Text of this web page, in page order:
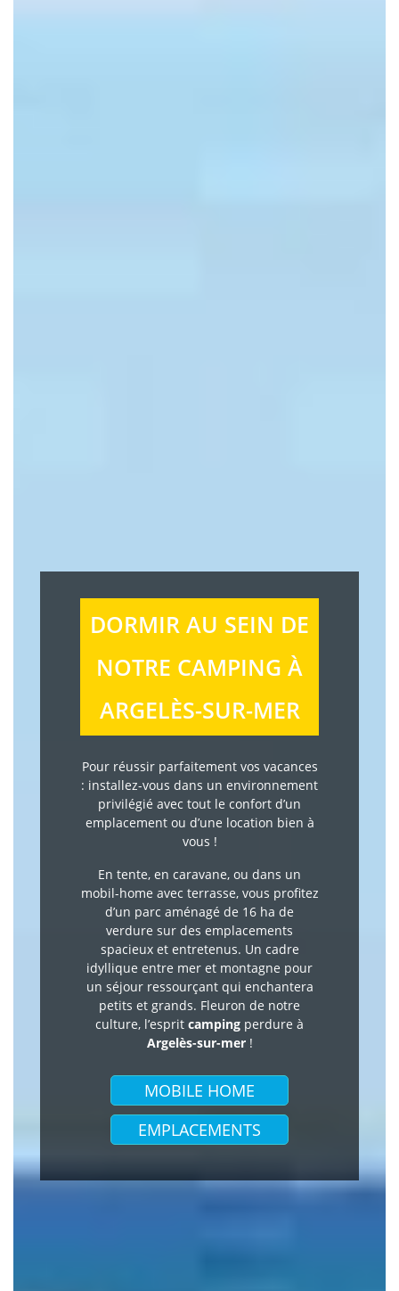
DORMIR AU SEIN DE
NOTRE CAMPING À
ARGELÈS-SUR-MER
Pour réussir parfaitement vos vacances
: installez-vous dans un environnement
privilégié avec tout le confort d’un
emplacement ou d’une location bien à
vous !
En tente, en caravane, ou dans un
mobil-home avec terrasse, vous profitez
d’un parc aménagé de 16 ha de
verdure sur des emplacements
spacieux et entretenus. Un cadre
idyllique entre mer et montagne pour
un séjour ressourçant qui enchantera
petits et grands. Fleuron de notre
culture, l’esprit camping perdure à
Argelès-sur-mer!
MOBILE HOME
EMPLACEMENTS